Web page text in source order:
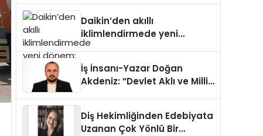
Daikin’den akıllı
iklimlendirmede yeni
dönem: Madoka Plus
İş İnsanı-Yazar Doğan
Akdeniz: “Devlet Aklı ve Milli
Diş Hekimliğinden Edebiyata
Uzanan Çok Yönlü Bir